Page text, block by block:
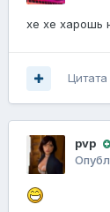
хе хе харошь
Цитата
pvp